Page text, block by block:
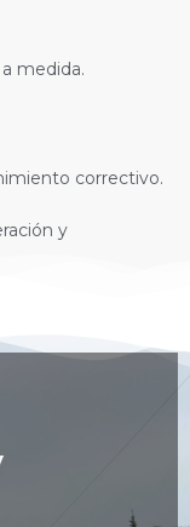
medida.
correctivo.
y